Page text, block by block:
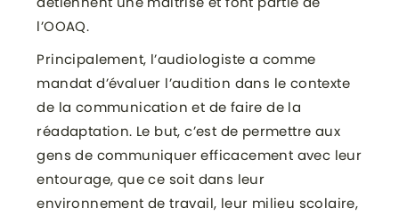
l’OOAQ.
Principalement, l’audiologiste a comme
mandat d’évaluer l’audition dans le contexte
de la communication et de faire de la
réadaptation. Le but, c’est de permettre aux
gens de communiquer efficacement avec leur
entourage, que ce soit dans leur
environnement de travail, leur milieu scolaire,